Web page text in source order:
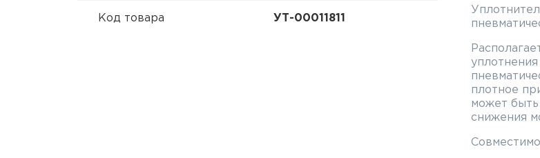
Код товара УТ-00011811
плотное
может быть
снижения